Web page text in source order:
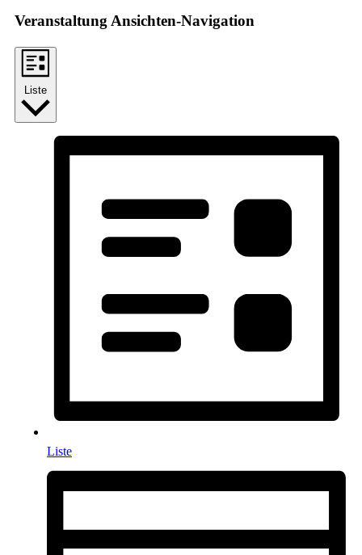
Veranstaltung Ansichten-Navigation
Liste
Liste